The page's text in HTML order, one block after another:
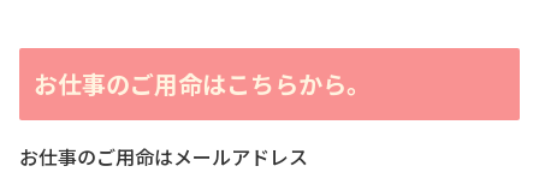
お仕事のご用命はこちらから。
お仕事のご用命はメールアドレス